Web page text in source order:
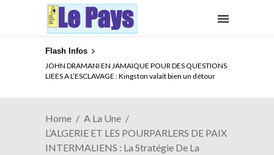
Flash Infos
JOHN DRAMANI EN JAMAIQUE POUR DES QUESTIONS
LIEES A L’ESCLAVAGE : Kingston valait bien un détour
ELECTION DE TALON A LA TETE DU SENAT BENINOIS :
Quand Patrice quitte le pouvoir sans partir !
Home
A La Une
L’ALGERIE ET LES POURPARLERS DE PAIX
INTERMALIENS : La Stratégie De La